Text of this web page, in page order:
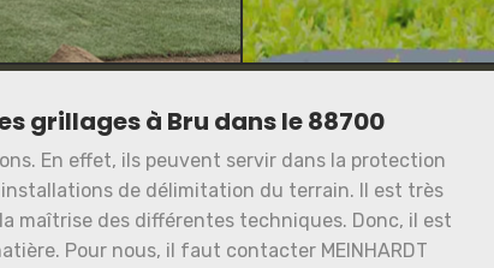
grillages à Bru dans le 88700
En effet, ils peuvent servir dans la protection
de délimitation du terrain. Il est très
maîtrise des différentes techniques. Donc, il est
Pour nous, il faut contacter MEINHARDT